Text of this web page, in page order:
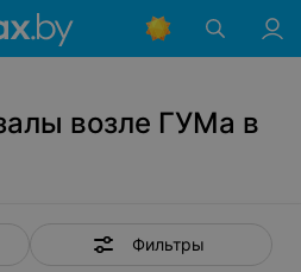
возле ГУМа в
Фильтры